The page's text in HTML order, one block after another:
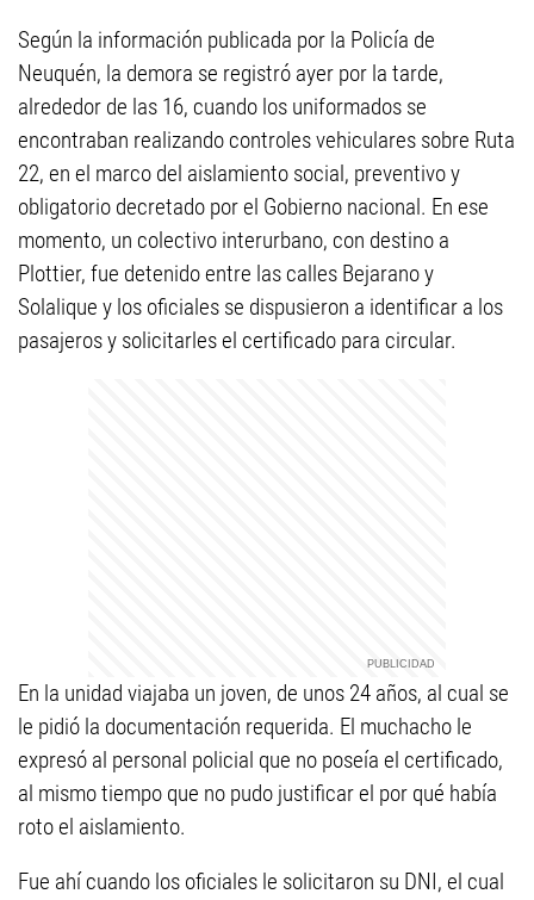
Según la información publicada por la Policía de
Neuquén, la demora se registró ayer por la tarde,
alrededor de las 16, cuando los uniformados se
encontraban realizando controles vehiculares sobre Ruta
22, en el marco del aislamiento social, preventivo y
obligatorio decretado por el Gobierno nacional. En ese
momento, un colectivo interurbano, con destino a
Plottier, fue detenido entre las calles Bejarano y
Solalique y los oficiales se dispusieron a identificar a los
pasajeros y solicitarles el certificado para circular.
En la unidad viajaba un joven, de unos 24 años, al cual se
le pidió la documentación requerida. El muchacho le
expresó al personal policial que no poseía el certificado,
al mismo tiempo que no pudo justificar el por qué había
roto el aislamiento.
Fue ahí cuando los oficiales le solicitaron su DNI, el cual